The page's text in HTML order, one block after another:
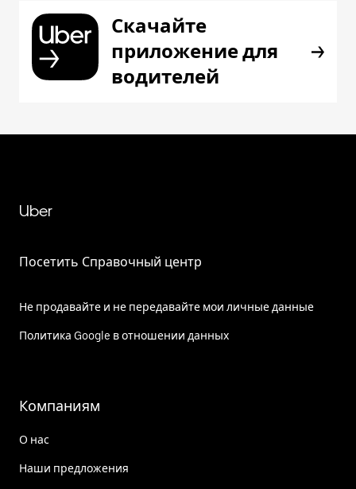
Скачайте
приложение для
водителей
Uber
Посетить Справочный центр
Не продавайте и не передавайте мои личные данные
Политика Google в отношении данных
Компаниям
О нас
Наши предложения